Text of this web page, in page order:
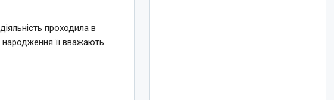
проходила в
народження її вважають